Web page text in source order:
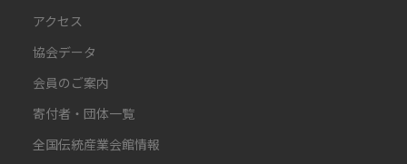
アクセス
協会データ
会員のご案内
寄付者・団体一覧
全国伝統産業会館情報